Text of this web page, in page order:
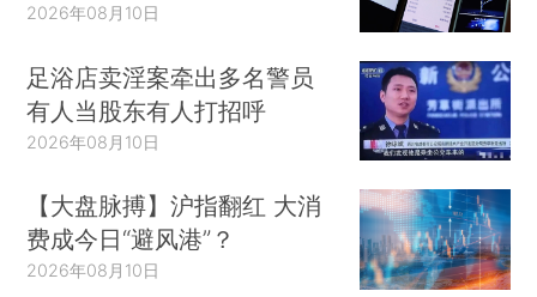
2026年08月10日
足浴店卖淫案牵出多名警员
有人当股东有人打招呼
2026年08月10日
【大盘脉搏】沪指翻红 大消
费成今日“避风港”？
2026年08月10日